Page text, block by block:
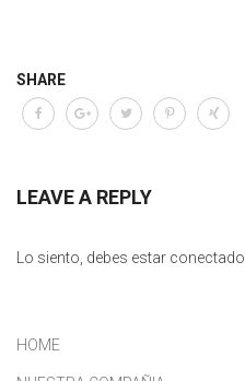
SHARE
LEAVE A REPLY
Lo siento, debes estar conectado
HOME